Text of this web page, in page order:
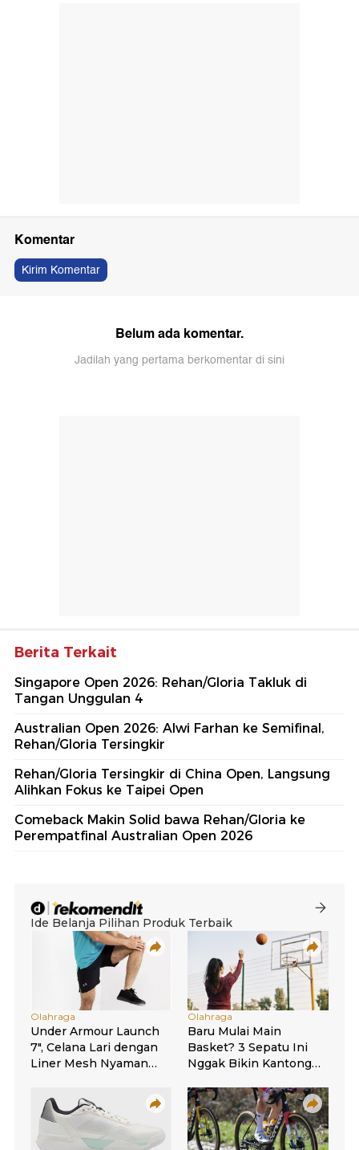
Komentar
Kirim Komentar
Belum ada komentar.
Jadilah yang pertama berkomentar di sini
Berita Terkait
Singapore Open 2026: Rehan/Gloria Takluk di
Tangan Unggulan 4
Australian Open 2026: Alwi Farhan ke Semifinal,
Rehan/Gloria Tersingkir
Rehan/Gloria Tersingkir di China Open, Langsung
Alihkan Fokus ke Taipei Open
Comeback Makin Solid bawa Rehan/Gloria ke
Perempatfinal Australian Open 2026